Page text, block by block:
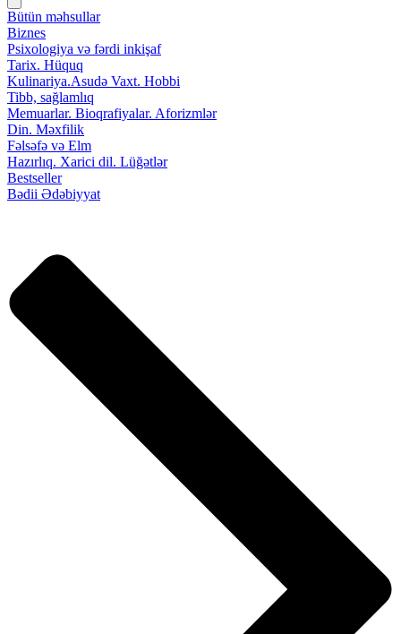
Bütün məhsullar
Biznes
Psixologiya və fərdi inkişaf
Tarix. Hüquq
Kulinariya.Asudə Vaxt. Hobbi
Tibb, sağlamlıq
Memuarlar. Bioqrafiyalar. Aforizmlər
Din. Məxfilik
Fəlsəfə və Elm
Hazırlıq. Xarici dil. Lüğətlər
Bestseller
Bədii Ədəbiyyat